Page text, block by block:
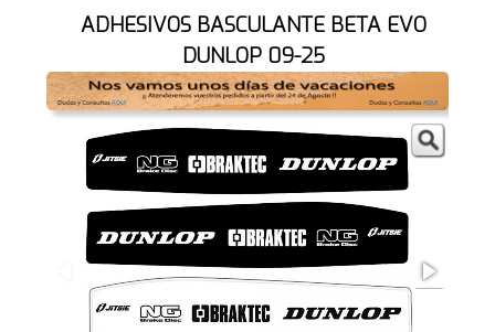
ADHESIVOS BASCULANTE BETA EVO
DUNLOP 09-25